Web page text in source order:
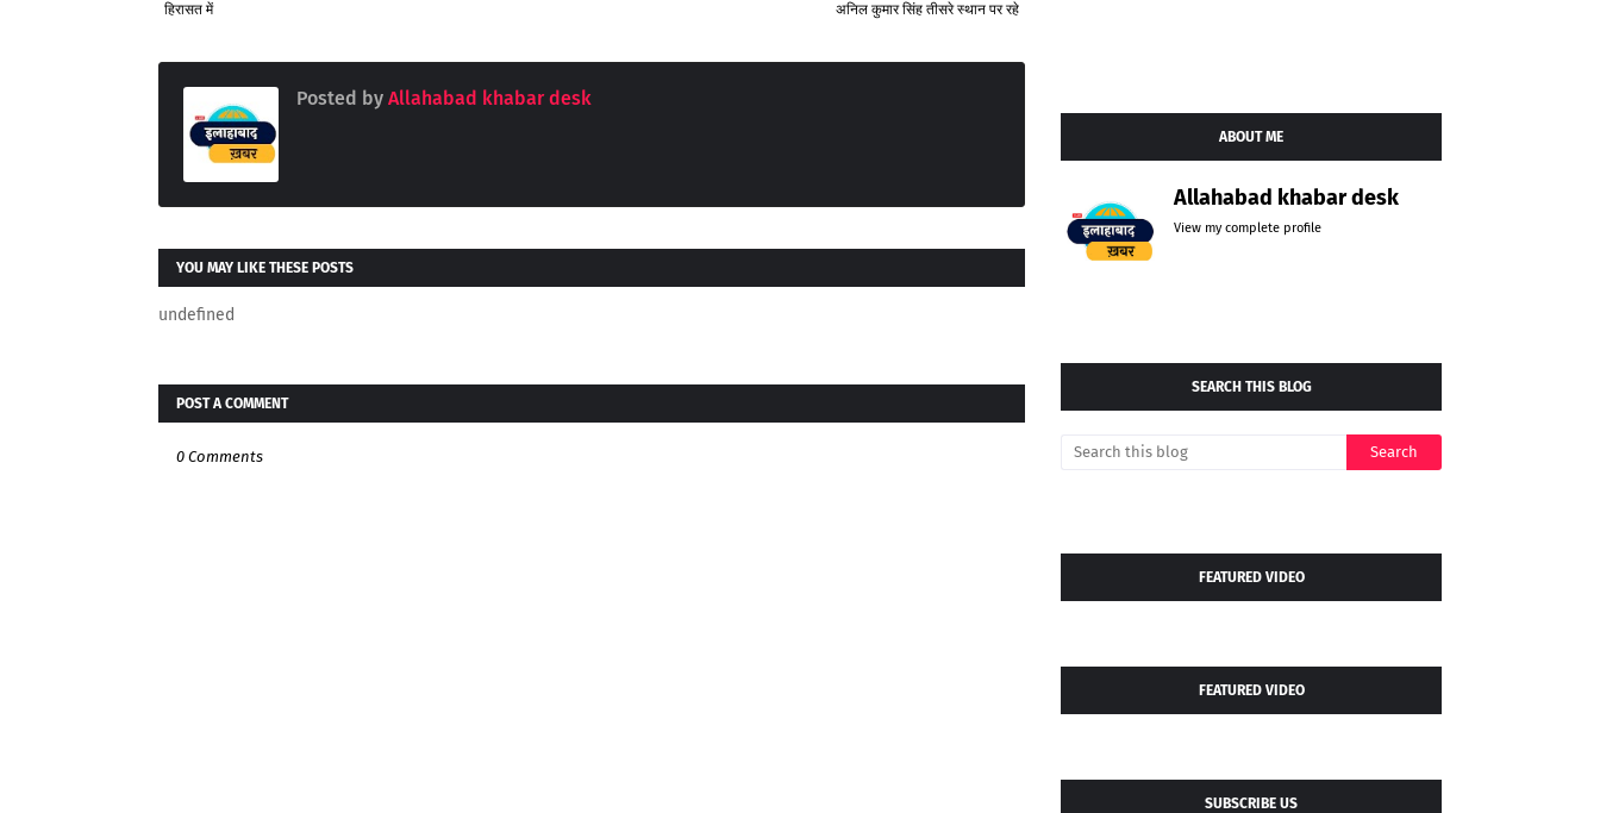
अनिल कुमार सिंह तीसरे स्थान पर रहे
हिरासत में
Posted by Allahabad khabar desk
YOU MAY LIKE THESE POSTS
undefined
POST A COMMENT
0 Comments
ABOUT ME
Allahabad khabar desk
View my complete profile
SEARCH THIS BLOG
FEATURED VIDEO
FEATURED VIDEO
SUBSCRIBE US